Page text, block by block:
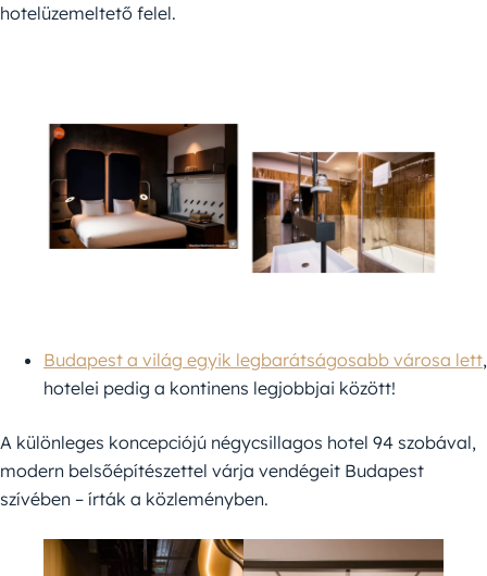
hotelüzemeltető felel.
Budapest a világ egyik legbarátságosabb városa lett,
hotelei pedig a kontinens legjobbjai között!
A különleges koncepciójú négycsillagos hotel 94 szobával,
modern belsőépítészettel várja vendégeit Budapest
szívében – írták a közleményben.